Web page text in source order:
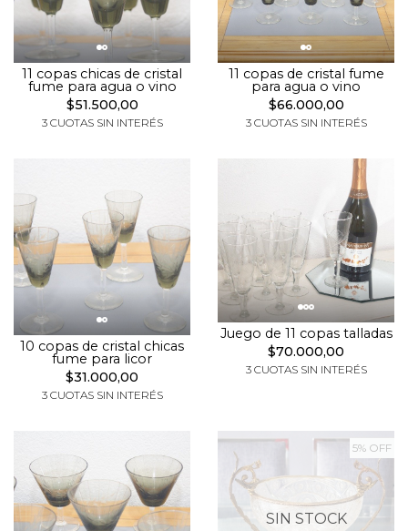
11 copas chicas de cristal
fume para agua o vino
$51.500,00
3 CUOTAS SIN INTERÉS
11 copas de cristal fume
para agua o vino
$66.000,00
3 CUOTAS SIN INTERÉS
10 copas de cristal chicas
fume para licor
$31.000,00
3 CUOTAS SIN INTERÉS
Juego de 11 copas talladas
$70.000,00
3 CUOTAS SIN INTERÉS
5% OFF
SIN STOCK